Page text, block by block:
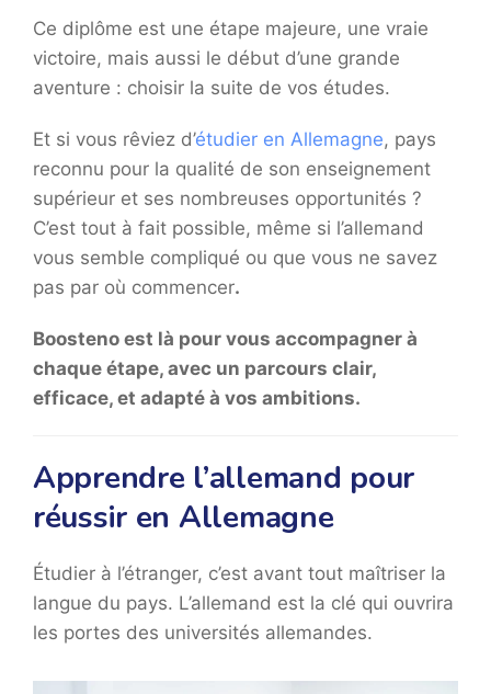
Ce diplôme est une étape majeure, une vraie
victoire, mais aussi le début d’une grande
aventure : choisir la suite de vos études.
Et si vous rêviez d’étudier en Allemagne, pays
reconnu pour la qualité de son enseignement
supérieur et ses nombreuses opportunités ?
C’est tout à fait possible, même si l’allemand
vous semble compliqué ou que vous ne savez
pas par où commencer.
Boosteno est là pour vous accompagner à
chaque étape, avec un parcours clair,
efficace, et adapté à vos ambitions.
Apprendre l’allemand pour
réussir en Allemagne
Étudier à l’étranger, c’est avant tout maîtriser la
langue du pays. L’allemand est la clé qui ouvrira
les portes des universités allemandes.